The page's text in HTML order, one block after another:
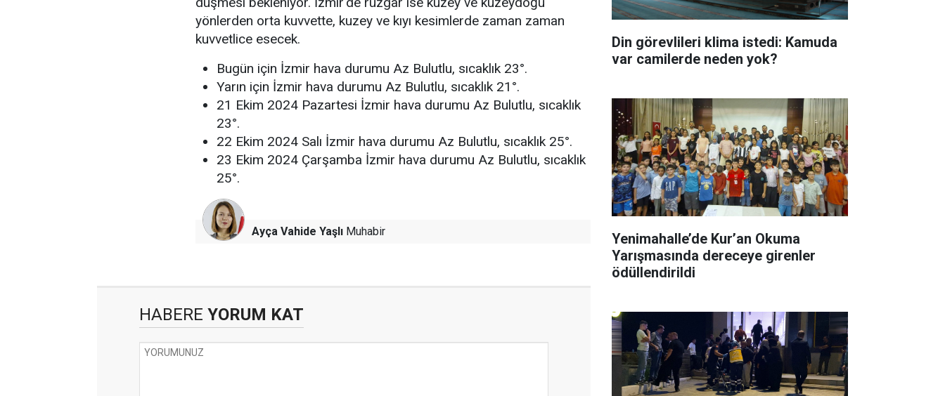
yönlerden orta kuvvette, kuzey ve kıyı kesimlerde zaman zaman
kuvvetlice esecek.
Bugün için İzmir hava durumu Az Bulutlu, sıcaklık 23°.
Yarın için İzmir hava durumu Az Bulutlu, sıcaklık 21°.
21 Ekim 2024 Pazartesi İzmir hava durumu Az Bulutlu, sıcaklık
23°.
22 Ekim 2024 Salı İzmir hava durumu Az Bulutlu, sıcaklık 25°.
23 Ekim 2024 Çarşamba İzmir hava durumu Az Bulutlu, sıcaklık
25°.
Ayça Vahide Yaşlı Muhabir
HABERE YORUM KAT
Din görevlileri klima istedi: Kamuda
var camilerde neden yok?
Yenimahalle’de Kur’an Okuma
Yarışmasında dereceye girenler
ödüllendirildi